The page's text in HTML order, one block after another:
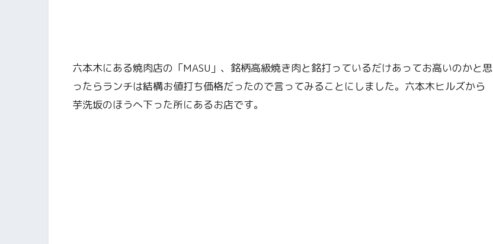
六本木にある焼肉店の「MASU」、銘柄高級焼き肉と銘打っているだけあってお高いのかと思
ったらランチは結構お値打ち価格だったので言ってみることにしました。六本木ヒルズから
芋洗坂のほうへ下った所にあるお店です。